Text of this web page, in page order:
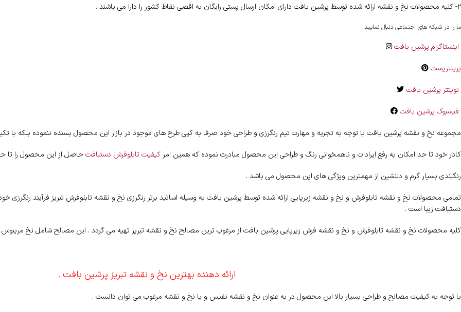
۲- کلیه محصولات نخ و نقشه ارائه شده توسط پرشین بافت دارای امکان ارسال پستی رایگان به اقصی نقاط کشور را دارا می باشند .
ما را در شبکه های اجتماعی دنبال نمایید
اینستاگرام پرشین بافت
پرینتریست
تویتتر پرشین بافت
فیسبوک پرشین بافت
مجموعه نخ و نقشه پرشین بافت با توجه به تجربه و مهارت تیم رنگرزی و طراحی خود صرفا به کپی طرح های موجود در بازار این محصول بسنده ننموده بلکه با
کادر خود تا حد امکان به رفع ایرادات و ناهمخوانی رنگ و طراحی این محصول مبادرت نموده که همین امر کیفیت تابلوفرش دستبافتحاصل از این محصول را تا
رنگبندی بسیار گرم و دلنشین از مهمترین ویژگی های این محصول می باشد .
تمامی محصولات نخ و نقشه تابلوفرش و نخ و نقشه زیرپایی ارائه شده توسط پرشین بافت به وسیله اساتید برتر رنگرزی نخ و نقشه تابلوفرش تبریز فرآیند رنگرزی
دستبافت زیبا است .
کلیه محصولات نخ و نقشه تابلوفرش و نخ و نقشه فرش زیرپایی پرشین بافت از مرغوب ترین مصالح نخ و نقشه تبریز تهیه می گردد . این مصالح شامل نخ مرینوس
ارائه دهنده بهترین نخ و نقشه تبریز پرشین بافت .
با توجه به کیفیت مصالح و طراحی بسیار بالا این محصول در به عنوان نخ و نقشه نفیس و یا نخ و نقشه مرغوب می توان دانست .